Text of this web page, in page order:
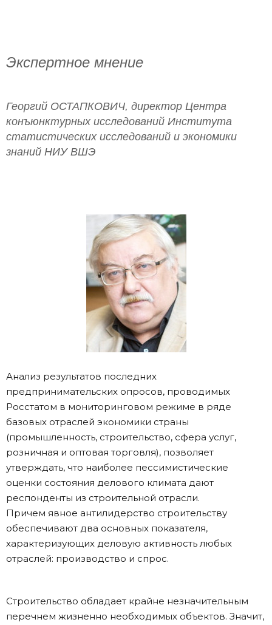
Экспертное мнение
Георгий ОСТАПКОВИЧ, директор Центра
конъюнктурных исследований Института
статистических исследований и экономики
знаний НИУ ВШЭ
Анализ результатов последних
предпринимательских опросов, проводимых
Росстатом в мониторинговом режиме в ряде
базовых отраслей экономики страны
(промышленность, строительство, сфера услуг,
розничная и оптовая торговля), позволяет
утверждать, что наиболее пессимистические
оценки состояния делового климата дают
респонденты из строительной отрасли.
Причем явное антилидерство строительству
обеспечивают два основных показателя,
характеризующих деловую активность любых
отраслей: производство и спрос.
Строительство обладает крайне незначительным
перечнем жизненно необходимых объектов. Значит,